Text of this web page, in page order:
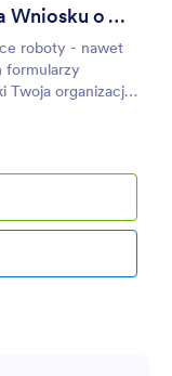
Szablon Procesu Zatwierdzenia Wniosku o Adopcję Zwierzęcia
roboty - nawet
formularzy
Twoja organizacja
procesu
Kiedy osoba
Jeśli
przekazany
zakończony.
wiadomość e-
jest